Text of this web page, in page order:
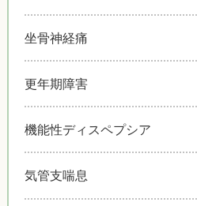
坐骨神経痛
更年期障害
機能性ディスペプシア
気管支喘息